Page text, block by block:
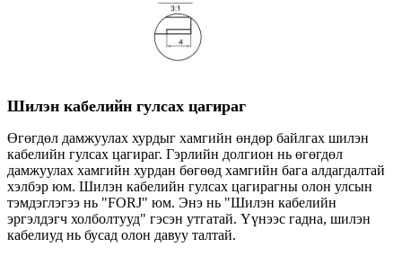
Шилэн кабелийн гулсах цагираг
Өгөгдөл дамжуулах хурдыг хамгийн өндөр байлгах шилэн
кабелийн гулсах цагираг. Гэрлийн долгион нь өгөгдөл
дамжуулах хамгийн хурдан бөгөөд хамгийн бага алдагдалтай
хэлбэр юм. Шилэн кабелийн гулсах цагирагны олон улсын
тэмдэглэгээ нь "FORJ" юм. Энэ нь "Шилэн кабелийн
эргэлдэгч холболтууд" гэсэн утгатай. Үүнээс гадна, шилэн
кабелиуд нь бусад олон давуу талтай.